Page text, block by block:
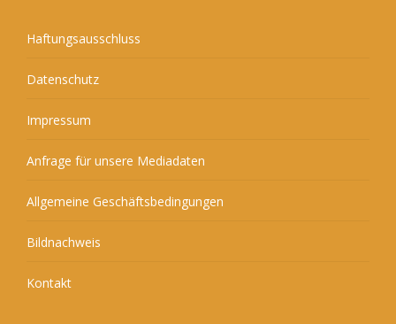
Haftungsausschluss
Datenschutz
Impressum
Anfrage für unsere Mediadaten
Allgemeine Geschäftsbedingungen
Bildnachweis
Kontakt